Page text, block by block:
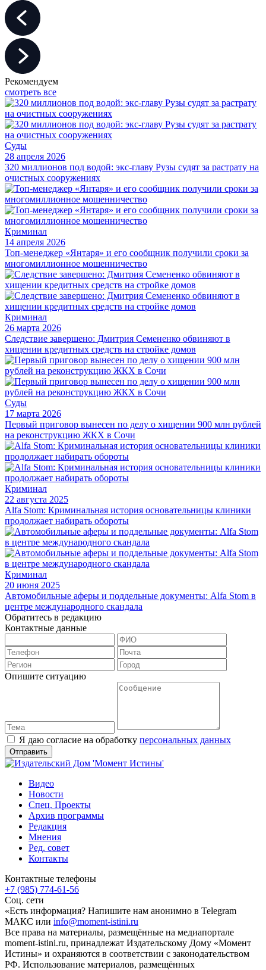
Рекомендуем
смотреть все
Суды
28 апреля 2026
320 миллионов под водой: экс-главу Рузы судят за растрату на
очистных сооружениях
Криминал
14 апреля 2026
Топ-менеджер «Янтаря» и его сообщник получили сроки за
многомиллионное мошенничество
Криминал
26 марта 2026
Следствие завершено: Дмитрия Семененко обвиняют в
хищении кредитных средств на стройке домов
Суды
17 марта 2026
Первый приговор вынесен по делу о хищении 900 млн рублей
на реконструкцию ЖКХ в Сочи
Криминал
22 августа 2025
Alfa Stom: Криминальная история основательницы клиники
продолжает набирать обороты
Криминал
20 июня 2025
Автомобильные аферы и поддельные документы: Alfa Stom в
центре международного скандала
Обратитесь в редакцию
Контактные данные
Опишите ситуацию
Я даю согласие на обработку персональных данных
Видео
Новости
Спец. Проекты
Архив программы
Редакция
Мнения
Ред. совет
Контакты
Контактные телефоны
+7 (985) 774-61-56
Соц. сети
«Есть информация? Напишите нам анонимно в Telegram
МАКС или info@moment-istini.ru
Все права на материалы, размещённые на медиапортале
moment-istini.ru, принадлежат Издательскому Дому «Момент
Истины» и охраняются в соответствии с законодательством
РФ. Использование материалов, размещённых